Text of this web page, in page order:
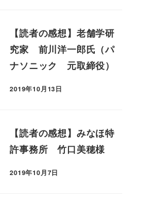
【読者の感想】老舗学研
究家 前川洋一郎氏（パ
ナソニック 元取締役）
2019年10月13日
【読者の感想】みなほ特
許事務所 竹口美穂様
2019年10月7日